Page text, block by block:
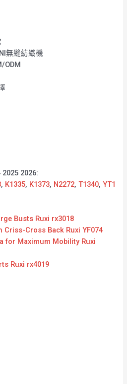
無縫紡織機
ODM
2026:
, K1335, K1373, N2272,T1340,YT1
Busts Ruxi rx3018
Cross Back Ruxi YF074
for Maximum Mobility Ruxi
Ruxi rx4019